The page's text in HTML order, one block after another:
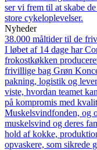
ser vi frem til at skabe
store cykeloplevelser.
Nyheder
38.000 måltider til de
I løbet af 14 dage har
frokostkøkken
frivillige bag Grøn
pakning, logistik og
viste, hvordan teamet
på kompromis med
Muskelsvindfonden, og
muskelsvind og deres
hold af kokke,
opvaskere, som sikrede